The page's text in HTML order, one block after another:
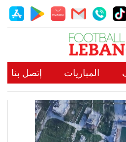
المباريات إتصل بنا